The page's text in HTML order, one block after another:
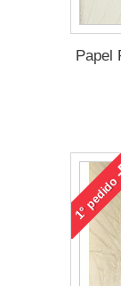
Papel
1°
pedido